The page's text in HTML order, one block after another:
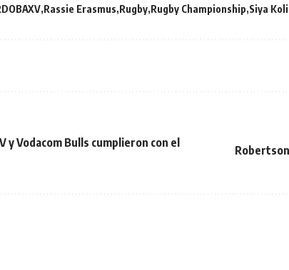
Rassie Erasmus Rugby Rugby Championship Siya
y Vodacom Bulls cumplieron con el